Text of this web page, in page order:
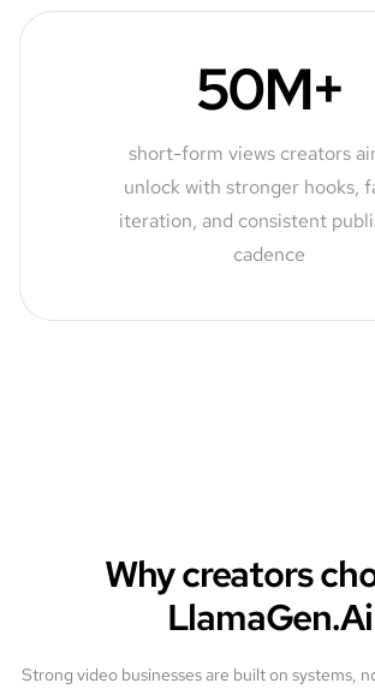
50M+
short-form views creators
unlock with stronger hooks,
iteration, and consistent
cadence
Why creators
LlamaGen.Ai
Strong video businesses are built on systems,